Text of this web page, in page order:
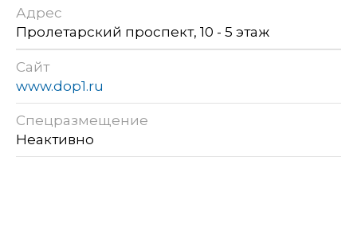
Адрес
Пролетарский проспект, 10 - 5 этаж
Сайт
www.dop1.ru
Спецразмещение
Неактивно